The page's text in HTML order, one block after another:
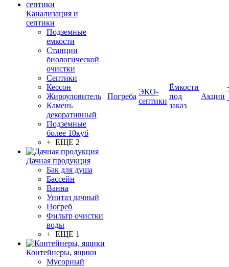
Канализация и
септики
Подземные
емкости
Станции
биологической
очистки
Септики
Кессон
Жироуловитель
Камень
декоративный
Подземные
более 10куб
+ ЕЩЕ 2
Дачная продукция
Бак для душа
Бассейн
Ванна
Унитаз дачный
Погреб
Фильтр очистки
воды
+ ЕЩЕ 1
Контейнеры, ящики
Мусорный
Погреба
ЭКО-
септики
Ёмкости
под
заказ
Акции